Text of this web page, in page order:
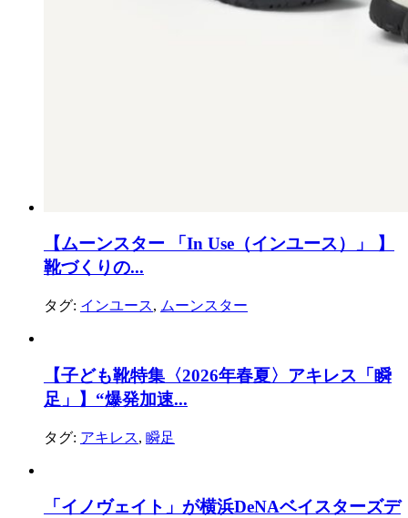
【ムーンスター 「In Use（インユース）」 】
靴づくりの...
タグ: インユース, ムーンスター
【子ども靴特集〈2026年春夏〉アキレス「瞬
足」】“爆発加速...
タグ: アキレス, 瞬足
「イノヴェイト」が横浜DeNAベイスターズデ